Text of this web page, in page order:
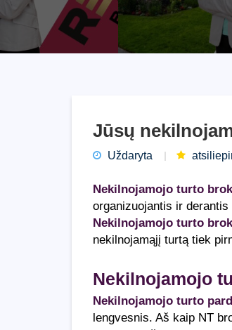
Jūsų
Uždaryta
Nekilnojamojo turto
organizuojantis ir
Nekilnojamojo turto
nekilnojamąjį turtą tiek
Nekilnojamojo
Nekilnojamojo turto
lengvesnis. Aš kaip NT